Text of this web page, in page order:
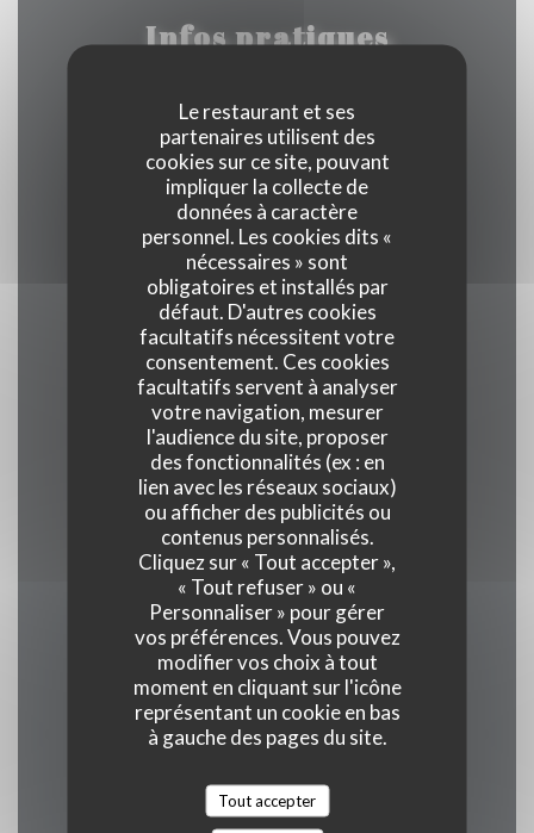
Le restaurant et ses
partenaires utilisent des
cookies sur ce site, pouvant
impliquer la collecte de
données à caractère
personnel. Les cookies dits «
nécessaires » sont
obligatoires et installés par
défaut. D'autres cookies
facultatifs nécessitent votre
consentement. Ces cookies
facultatifs servent à analyser
votre navigation, mesurer
l'audience du site, proposer
des fonctionnalités (ex : en
lien avec les réseaux sociaux)
ou afficher des publicités ou
contenus personnalisés.
Cliquez sur « Tout accepter »,
« Tout refuser » ou «
Personnaliser » pour gérer
vos préférences. Vous pouvez
modifier vos choix à tout
moment en cliquant sur l'icône
représentant un cookie en bas
à gauche des pages du site.
Tout accepter
Infos pratiques
Cuisine
Traditionnel, Produits frais, Terroir
Type de restaurant
Restaurant Gastronomique
Services
Veranda, Wifi, Climatisation, Service voiturier,
Accès aux personnes à mobilité réduite
Moyens de paiement
Union Pay , Espèces, Visa, American Express
Horaires
12h00 - 00h00